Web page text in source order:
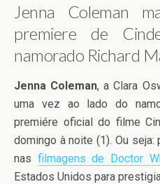
Jenna Coleman
premiere de
namorado Richard
Jenna Coleman, a Clara
uma vez ao lado do
premiére oficial do filme
domingo à noite (1). Ou
nas filmagens de Doctor
Estados Unidos para